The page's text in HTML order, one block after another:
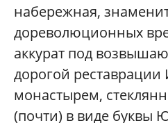
набережная,
дореволюционных
аккурат под
дорогой
монастырем,
(почти) в виде буквы